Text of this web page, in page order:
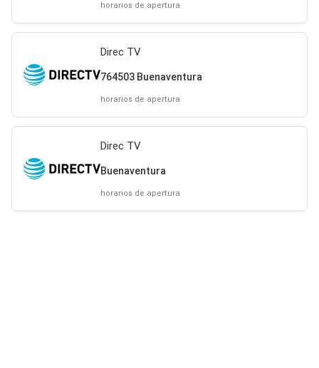
horarios de apertura
Direc TV
764503 Buenaventura
horarios de apertura
Direc TV
Buenaventura
horarios de apertura